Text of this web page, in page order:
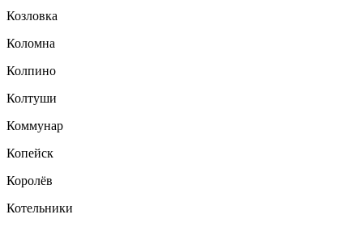
Козловка
Коломна
Колпино
Колтуши
Коммунар
Копейск
Королёв
Котельники